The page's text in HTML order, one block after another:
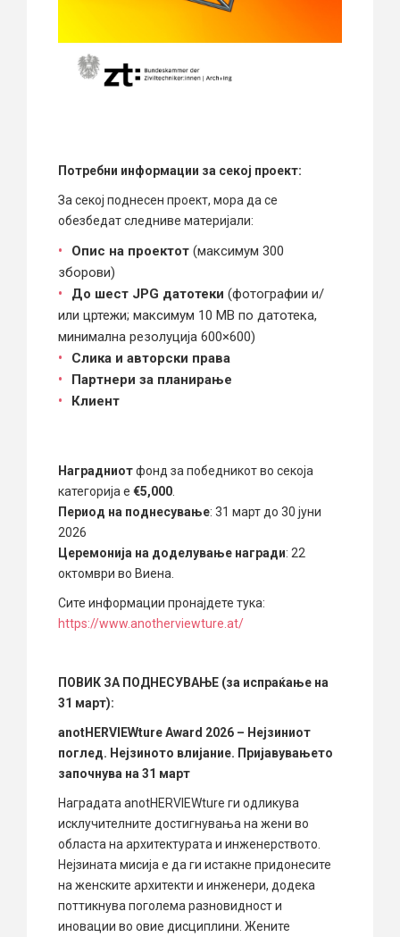
Потребни информации за секој проект:
За секој поднесен проект, мора да се
обезбедат следниве материјали:
Опис на проектот (максимум 300
зборови)
До шест JPG датотеки (фотографии и/
или цртежи; максимум 10 MB по датотека,
минимална резолуција 600×600)
Слика и авторски права
Партнери за планирање
Клиент
Наградниотфонд за победникот во секоја
категорија е €5,000
Период на поднесување: 31 март до 30 јуни
2026
Церемонија на доделување награди: 22
октомври во Виена.
Сите информации пронајдете тука:
https://www.anotherviewture.at/
ПОВИК ЗА ПОДНЕСУВАЊЕ (за испраќање на
31 март):
anotHERVIEWture Award 2026 – Нејзиниот
поглед. Нејзиното влијание. Пријавувањето
започнува на 31 март
Наградата anotHERVIEWture ги одликува
исклучителните достигнувања на жени во
областа на архитектурата и инженерството.
Нејзината мисија е да ги истакне придонесите
на женските архитекти и инженери, додека
поттикнува поголема разновидност и
иновации во овие дисциплини. Жените